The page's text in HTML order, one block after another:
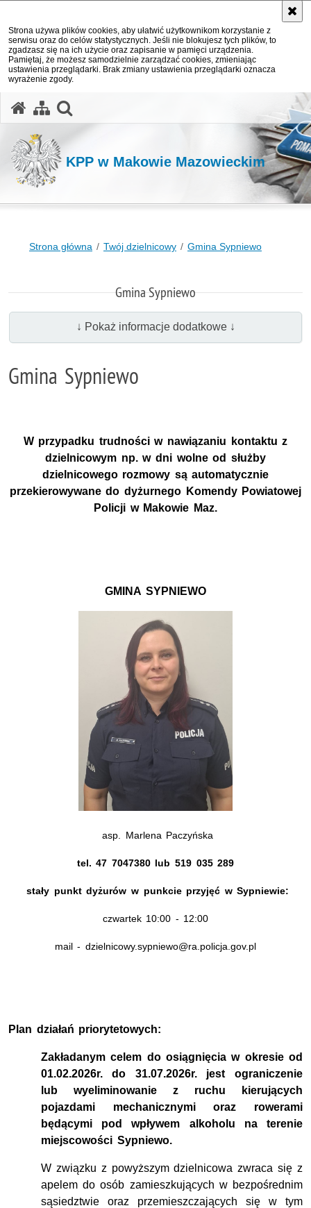
Strona używa plików cookies, aby ułatwić użytkownikom korzystanie z
serwisu oraz do celów statystycznych. Jeśli nie blokujesz tych plików, to
zgadzasz się na ich użycie oraz zapisanie w pamięci urządzenia.
Pamiętaj, że możesz samodzielnie zarządzać cookies, zmieniając
ustawienia przeglądarki. Brak zmiany ustawienia przeglądarki oznacza
wyrażenie zgody.
KPP w Makowie Mazowieckim
Strona główna Twój dzielnicowy Gmina Sypniewo
Gmina Sypniewo
↓ Pokaż informacje dodatkowe ↓
Gmina Sypniewo
W przypadku trudności w nawiązaniu kontaktu z
dzielnicowym np. w dni wolne od służby
dzielnicowego rozmowy są automatycznie
przekierowywane do dyżurnego Komendy Powiatowej
Policji w Makowie Maz.
GMINA SYPNIEWO
asp. Marlena Paczyńska
tel. 47 7047380 lub 519 035 289
stały punkt dyżurów w punkcie przyjęć w Sypniewie:
czwartek 10:00 - 12:00
mail - dzielnicowy.sypniewo@ra.policja.gov.pl
Plan działań priorytetowych:
Zakładanym celem do osiągnięcia w okresie od
01.02.2026r. do 31.07.2026r. jest ograniczenie
lub wyeliminowanie z ruchu kierujących
pojazdami mechanicznymi oraz rowerami
będącymi pod wpływem alkoholu na terenie
miejscowości Sypniewo.
W związku z powyższym dzielnicowa zwraca się z
apelem do osób zamieszkujących w bezpośrednim
sąsiedztwie oraz przemieszczających się w tym